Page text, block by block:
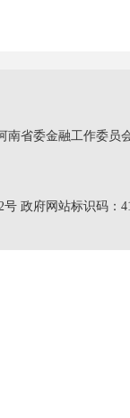
南省委金融工作委员
号 政府网站标识码：